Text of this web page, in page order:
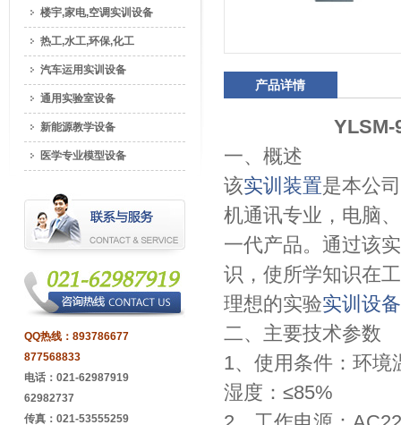
产品详情
YLSM-
一、概述
该实训装置是本公
机通讯专业，电脑
一代产品。通过该
识，使所学知识在
理想的实验实训设备
二、主要技术参数
1、使用条件：环
湿度：≤85%
楼宇,家电,空调实训设备
热工,水工,环保,化工
汽车运用实训设备
通用实验室设备
新能源教学设备
医学专业模型设备
QQ热线： 893786677
877568833
电话：021-62987919
62982737
传真：021-53555259